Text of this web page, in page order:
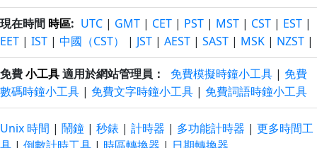
41 日
以前
26/6/2026
41 日
以後
16/9/2026
42 日
以前
25/6/2026
42 日
以後
17/9/2026
以前
24/6/2026
以後
18/9/2026
現在時間 時區: UTC | GMT | CET | PST | MST | CST | EST |
EET | IST | 中國（CST） | JST | AEST | SAST | MSK | NZST |
免費小工具適用於網站管理員： 免費模擬時鐘小工具 | 免費
數碼時鐘小工具 | 免費文字時鐘小工具 | 免費詞語時鐘小工具
Unix 時間 | 鬧鐘 | 秒錶 | 計時器 | 多功能計時器 | 更多時間工